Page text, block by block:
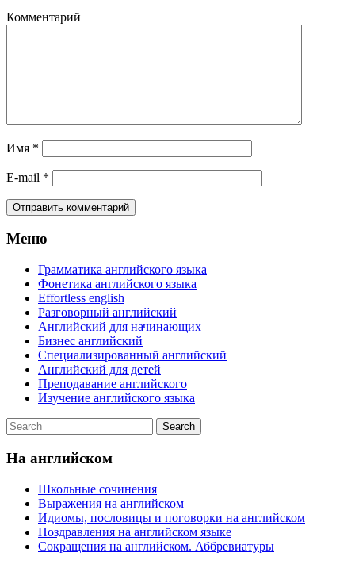
Комментарий
Имя *
E-mail *
Меню
Грамматика английского языка
Фонетика английского языка
Effortless english
Разговорный английский
Английский для начинающих
Бизнес английский
Специализированный английский
Английский для детей
Преподавание английского
Изучение английского языка
На английском
Школьные сочинения
Выражения на английском
Идиомы, пословицы и поговорки на английском
Поздравления на английском языке
Сокращения на английском. Аббревиатуры